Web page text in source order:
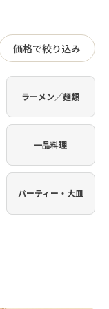
価格で絞り込み
ラーメン／麺類
一品料理
パーティー・大皿